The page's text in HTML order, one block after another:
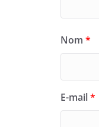
Nom *
E-mail*